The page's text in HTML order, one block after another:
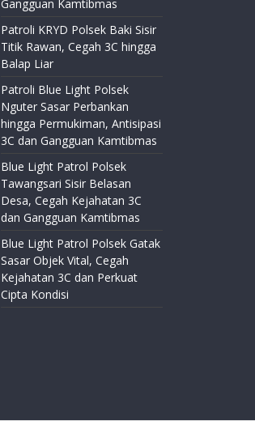
Gangguan Kamtibmas
Patroli KRYD Polsek Baki Sisir
Titik Rawan, Cegah 3C hingga
Balap Liar
Patroli Blue Light Polsek
Nguter Sasar Perbankan
hingga Permukiman, Antisipasi
3C dan Gangguan Kamtibmas
Blue Light Patrol Polsek
Tawangsari Sisir Belasan
Desa, Cegah Kejahatan 3C
dan Gangguan Kamtibmas
Blue Light Patrol Polsek Gatak
Sasar Objek Vital, Cegah
Kejahatan 3C dan Perkuat
Cipta Kondisi